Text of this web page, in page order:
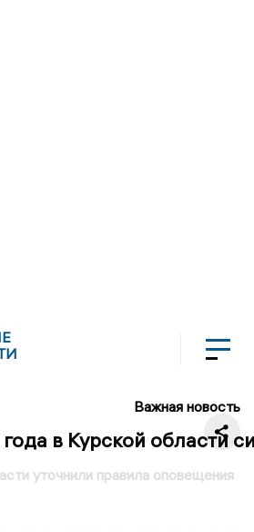
Важная новость
в Курской области
уточнили правила оповещения